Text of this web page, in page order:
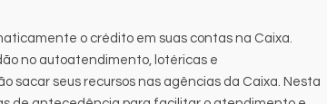
o crédito em suas contas na Caixa.
no autoatendimento, lotéricas e
sacar seus recursos nas agências da Caixa. Nesta